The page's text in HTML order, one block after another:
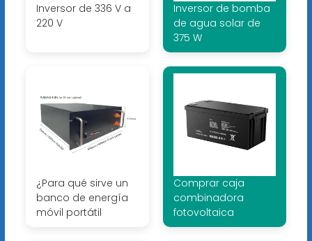
Inversor de 336 V a
220 V
Inversor de bomba
de agua solar de
375 W
¿Para qué sirve un
banco de energía
móvil portátil
Comprar caja
combinadora
fotovoltaica